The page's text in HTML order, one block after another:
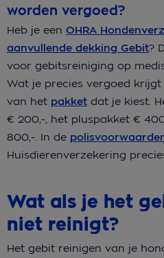
worden vergoed?
Heb je een OHRA
aanvullende dekking Gebit?
voor gebitsreiniging op
Wat je precies vergoed
van het pakket dat je kiest.
€ 200,-, het pluspakket €
800,-. In de
Huisdierenverzekering
Wat als je het
niet reinigt?
Het gebit reinigen van je